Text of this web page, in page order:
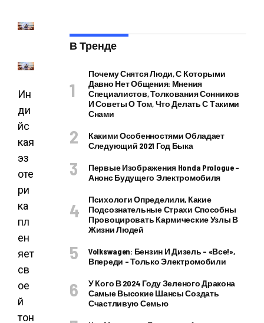
Ин
ди
йс
кая
эз
оте
ри
ка
пл
ен
яет
св
ое
й
тон
В Тренде
Почему Снятся Люди, С Которыми
Давно Нет Общения: Мнения
Специалистов, Толкования Сонников
И Советы О Том, Что Делать С Такими
Снами
Какими Особенностями Обладает
Следующий 2021 Год Быка
Первые Изображения Honda Prologue –
Анонс Будущего Электромобиля
Психологи Определили, Какие
Подсознательные Страхи Способны
Провоцировать Кармические Узлы В
Жизни Людей
Volkswagen: Бензин И Дизель – «все!»,
Впереди – Только Электромобили
У Кого В 2024 Году Зеленого Дракона
Самые Высокие Шансы Создать
Счастливую Семью